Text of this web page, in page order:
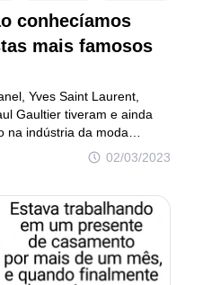
conhecíamos
mais famosos
02/03/2023
Yves Saint Laurent,
Gaultier tiveram e ainda
na indústria da moda
estilistas que trabalham
do prêt-à-porter